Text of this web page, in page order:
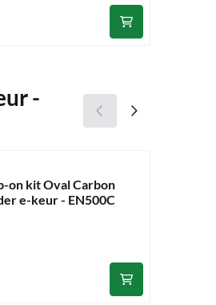
-
on kit Oval Carbon
e-keur - EN500C